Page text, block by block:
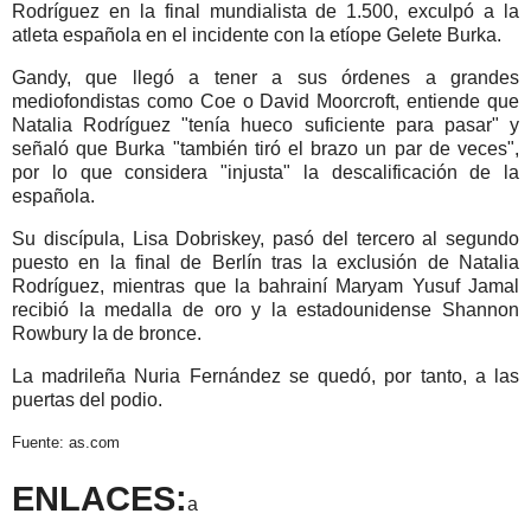
Rodríguez en la final mundialista de 1.500, exculpó a la
atleta española en el incidente con la etíope Gelete Burka.
Gandy, que llegó a tener a sus órdenes a grandes
mediofondistas como Coeo David Moorcroft, entiende que
Natalia
Rodríguez "tenía hueco suficiente para pasar" y
señaló que Burka "también tiró el brazo un par de veces",
por lo que considera "injusta" la descalificación de la
española.
Su discípula, Lisa Dobriskey, pasó del tercero al segundo
puesto en la final de
Berlín tras la exclusión de Natalia
Rodríguez, mientras que la bahrainí Maryam Yusuf Jamal
recibió la medalla de oro y la estadounidense Shannon
Rowbury la de bronce.
La madrileña Nuria Fernández se quedó, por tanto, a las
puertas del podio.
Fuente: as.com
ENLACES:a